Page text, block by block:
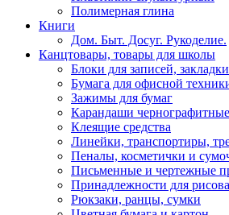
Полимерная глина
Книги
Дом. Быт. Досуг. Рукоделие.
Канцтовары, товары для школы
Блоки для записей, закладки
Бумага для офисной
Зажимы для бумаг
Карандаши чернографитные
Клеящие средства
Линейки, транспортиры,
Пеналы, косметички и
Письменные и чертежные
Принадлежности для
Рюкзаки, ранцы, сумки